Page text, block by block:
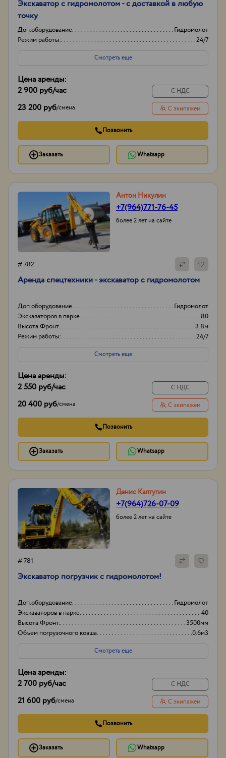
Экскаватор с гидромолотом - с доставкой в любую
точку
Доп.оборудование
Гидромолот
Режим работы:
24/7
Смотреть еще
Цена аренды:
2 900 руб/час
23 200 руб/смена
С НДС
С экипажем
Позвонить
Заказать Whatsapp
Антон Никулин
+7(964)771-76-45
более 2 лет на сайте
# 782
Аренда спецтехники - экскаватор с гидромолотом
Доп.оборудование
Гидромолот
Экскаваторов в парке
80
Высота Фронт.
3.8м
Режим работы:
24/7
Смотреть еще
Цена аренды:
2 550 руб/час
20 400 руб/смена
С НДС
С экипажем
Позвонить
Заказать Whatsapp
Денис Калтугин
+7(964)726-07-09
более 2 лет на сайте
# 781
Экскаватор погрузчик с гидромолотом!
Доп.оборудование
Гидромолот
Экскаваторов в парке
40
Высота Фронт.
3500мм
Объем погрузочного ковша
0.6м3
Смотреть еще
Цена аренды:
2 700 руб/час
21 600 руб/смена
С НДС
С экипажем
Позвонить
Заказать Whatsapp